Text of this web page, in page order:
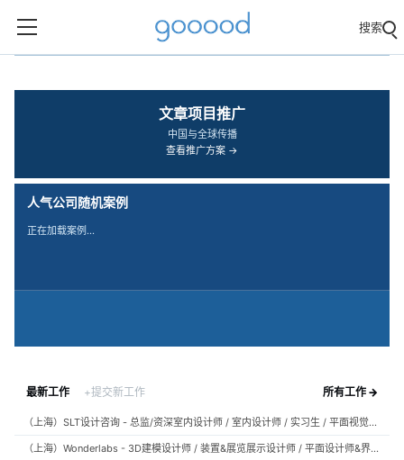
搜索
文章项目推广
中国与全球传播
查看推广方案 →
人气公司随机案例
正在加载案例…
最新工作 +提交新工作 所有工作 →
（上海）SLT设计咨询 - 总监/资深室内设计师 / 室内设计师 / 实习生 / 平面视觉设计师 / 项目经理/中后期负责人 / 媒体公关负责人 / 服务体验设计师
（上海）Wonderlabs - 3D建模设计师 / 装置&展览展示设计师 / 平面设计师&界面设计方向